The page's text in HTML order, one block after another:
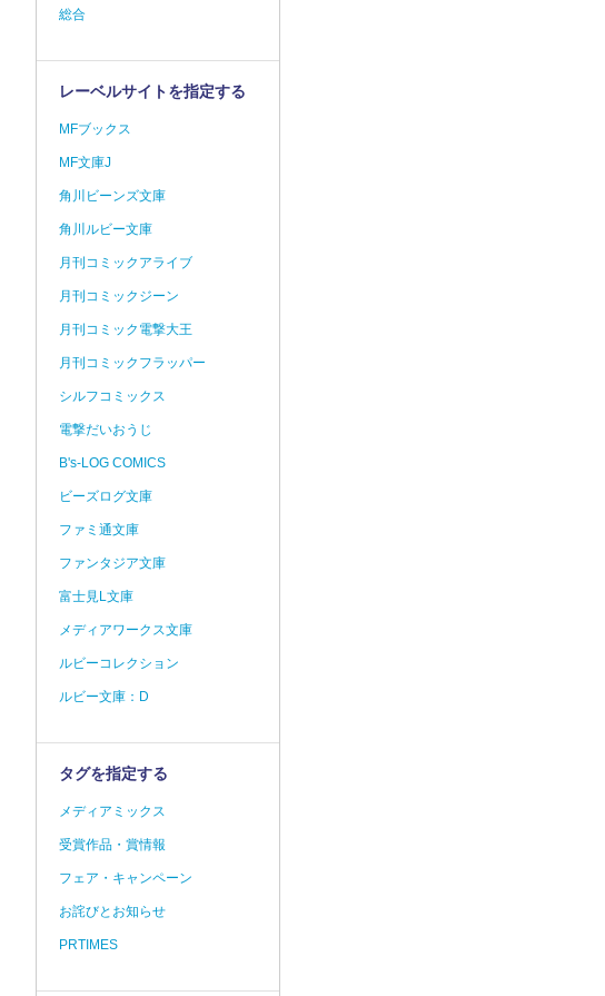
総合
レーベルサイトを指定する
MFブックス
MF文庫J
角川ビーンズ文庫
角川ルビー文庫
月刊コミックアライブ
月刊コミックジーン
月刊コミック電撃大王
月刊コミックフラッパー
シルフコミックス
電撃だいおうじ
B's-LOG COMICS
ビーズログ文庫
ファミ通文庫
ファンタジア文庫
富士見L文庫
メディアワークス文庫
ルビーコレクション
ルビー文庫：D
タグを指定する
メディアミックス
受賞作品・賞情報
フェア・キャンペーン
お詫びとお知らせ
PRTIMES